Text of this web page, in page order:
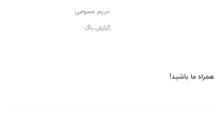
حریم خصوصی
گزارش باگ
همراه ما باشید!